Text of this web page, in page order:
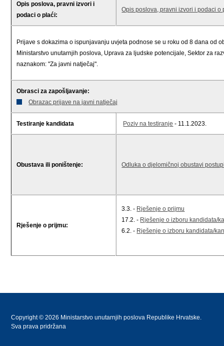
Opis poslova, pravni izvori i
podaci o plaći:
Opis poslova, pravni izvori i podaci o
Prijave s dokazima o ispunjavanju uvjeta podnose se u roku od 8 dana
Ministarstvo unutarnjih poslova, Uprava za ljudske potencijale, Sektor za
naznakom: "Za javni natječaj".
Obrasci za zapošljavanje:
Obrazac prijave na javni natječaj
Testiranje kandidata Poziv na testiranje - 11.1.2023.
Obustava ili poništenje: Odluka o djelomičnoj obustavi
Rješenje o prijmu:
3.3. - Rješenje o prijmu
17.2. - Rješenje o izboru kandidata/
6.2. - Rješenje o izboru kandidata/
Copyright © 2026 Ministarstvo unutarnjih poslova Republike Hrvatske.
Sva prava pridržana